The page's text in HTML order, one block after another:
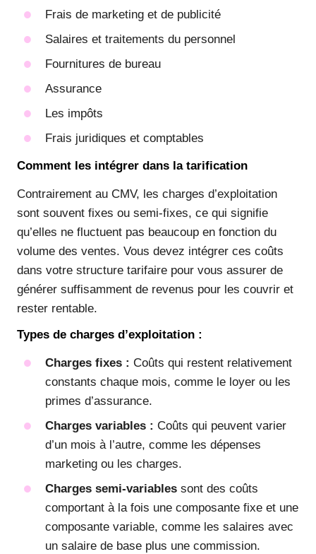
Frais de marketing et de publicité
Salaires et traitements du personnel
Fournitures de bureau
Assurance
Les impôts
Frais juridiques et comptables
Comment les intégrer dans la tarification
Contrairement au CMV, les charges d’exploitation
sont souvent fixes ou semi-fixes, ce qui signifie
qu’elles ne fluctuent pas beaucoup en fonction du
volume des ventes. Vous devez intégrer ces coûts
dans votre structure tarifaire pour vous assurer de
générer suffisamment de revenus pour les couvrir et
rester rentable.
Types de charges d’exploitation :
Charges fixes : Coûts qui restent relativement
constants chaque mois, comme le loyer ou les
primes d’assurance.
Charges variables : Coûts qui peuvent varier
d’un mois à l’autre, comme les dépenses
marketing ou les charges.
Charges semi-variables sont des coûts
comportant à la fois une composante fixe et une
composante variable, comme les salaires avec
un salaire de base plus une commission.